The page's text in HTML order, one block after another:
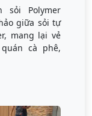
sỏi Polymer
giữa sỏi tự
mang lại vẻ
cà phê,